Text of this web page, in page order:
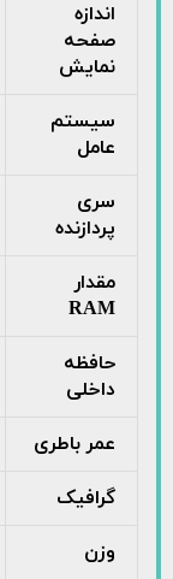
اندازه
صفحه
نمایش
سیستم
عامل
سری
پردازنده
مقدار
RAM
حافظه
داخلی
عمر باطری
گرافیک
وزن